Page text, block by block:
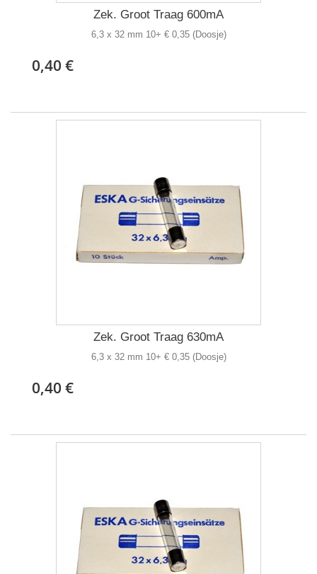
Zek. Groot Traag 600mA
6,3 x 32 mm 10+ € 0,35 (Doosje)
0,40 €
Zek. Groot Traag 630mA
6,3 x 32 mm 10+ € 0,35 (Doosje)
0,40 €